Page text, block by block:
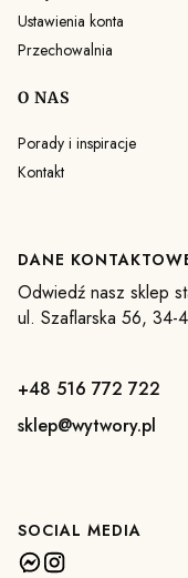
Ustawienia konta
Przechowalnia
O NAS
Porady i inspiracje
Kontakt
DANE
Odwiedź nasz sklep
ul. Szaflarska 56, 34-
+48 516 772 722
sklep@wytwory.pl
SOCIAL MEDIA